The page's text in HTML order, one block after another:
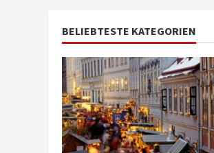
BELIEBTESTE KATEGORIEN